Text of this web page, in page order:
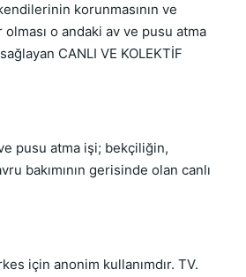
korunmasının ve
olması o andaki av ve pusu atma
CANLI VE KOLEKTİF
pusu atma işi; bekçiliğin,
bakımının gerisinde olan canlı
için anonim kullanımdır. TV.